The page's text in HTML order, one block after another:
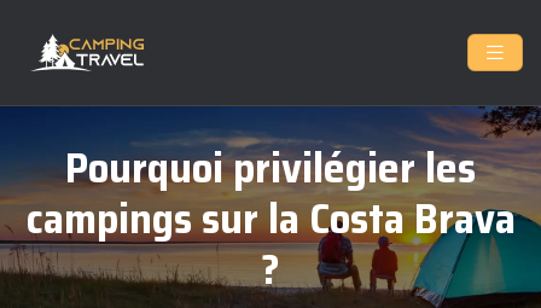
Pourquoi privilégier les
campings sur la Costa Brava
?